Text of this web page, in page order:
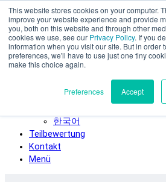
This website stores cookies on your computer.
improve your website experience and provide
you, both on this website and through other
cookies we use, see our Privacy Policy. If you
information when you visit our site. But in order
preferences, we'll have to use just one tiny
make this choice again.
Preferences Accept
Zum Hauptinhalt springen
SPEE3D
Deutsch
English
Español
Italiano
한국어
Teilbewertung
Kontakt
Menü